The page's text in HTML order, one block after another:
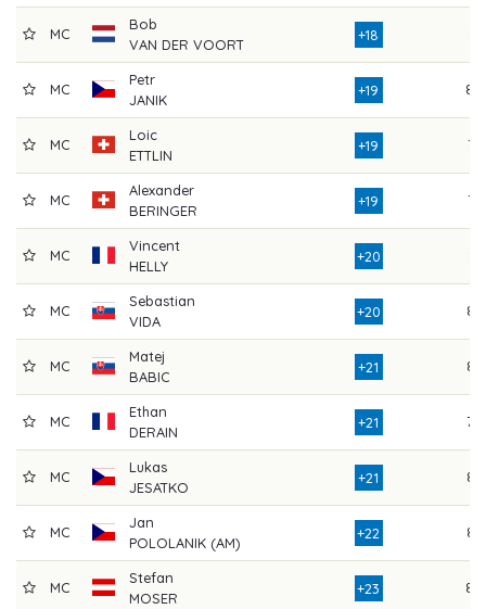
MC
Bob
VAN DER VOORT
+18
MC
Petr
JANIK
+19 80
MC
Loic
ETTLIN
+19 77
MC
Alexander
BERINGER
+19 77
MC
Vincent
HELLY
+20
MC
Sebastian
VIDA
+20 85
MC
Matej
BABIC
+21 84
MC
Ethan
DERAIN
+21 78
MC
Lukas
JESATKO
+21 82
MC
Jan
POLOLANIK (AM)
+22 84
MC
Stefan
MOSER
+23 80